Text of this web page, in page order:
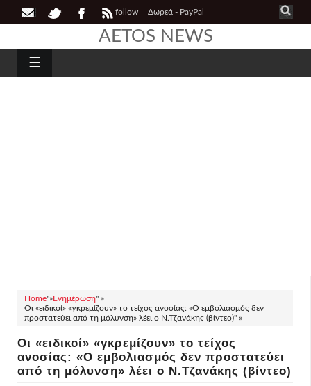
follow Δωρεά - PayPal
AETOS NEWS
☰
Home"»Ενημέρωση" »
Οι «ειδικοί» «γκρεμίζουν» το τείχος ανοσίας: «Ο εμβολιασμός δεν
προστατεύει από τη μόλυνση» λέει ο Ν.Τζανάκης (βίντεο)" »
Οι «ειδικοί» «γκρεμίζουν» το τείχος
ανοσίας: «Ο εμβολιασμός δεν προστατεύει
από τη μόλυνση» λέει ο Ν.Τζανάκης (βίντεο)